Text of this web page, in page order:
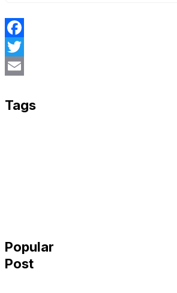
Facebook
Twitter
Tags
Popular
Post